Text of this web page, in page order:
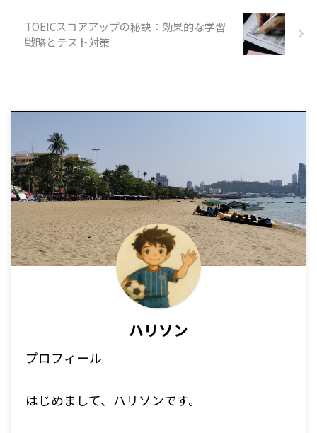
TOEICスコアアップの秘訣：効果的な学習
戦略とテスト対策
ハリソン
プロフィール
はじめまして、ハリソンです。